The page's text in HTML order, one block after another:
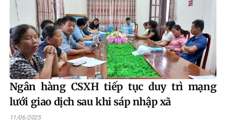
Ngân hàng CSXH tiếp tục duy trì mạng
lưới giao dịch sau khi sáp nhập xã
11/06/2025